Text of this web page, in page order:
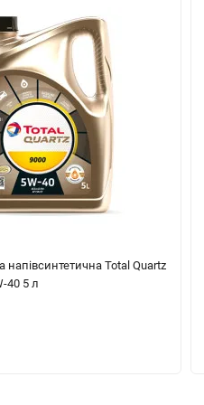
напівсинтетична Total Quartz
40 5 л